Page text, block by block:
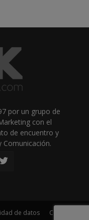
por un grupo de
con el
de encuentro y
Comunicación.
de datos Contacto